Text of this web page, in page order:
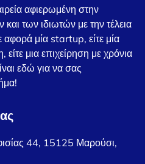
αφιερωμένη στην
των ιδιωτών με την τέλεια
αφορά μία startup, είτε μία
μια επιχείρηση με χρόνια
εδώ για να σας
44, 15125 Μαρούσι,